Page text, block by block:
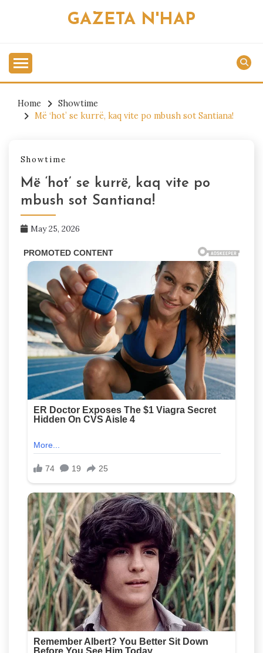
GAZETA N'HAP
Home
Showtime
Më ‘hot’ se kurrë, kaq vite po mbush sot Santiana!
Showtime
Më ‘hot’ se kurrë, kaq vite po
mbush sot Santiana!
May 25, 2026